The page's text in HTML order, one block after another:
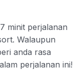
minit perjalanan
Walaupun
anda rasa
perjalanan ini!